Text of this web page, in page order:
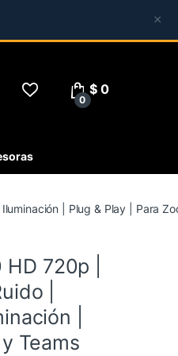
×
0
$ 0
| Plug & Play | Para
720p |
|
|
Teams